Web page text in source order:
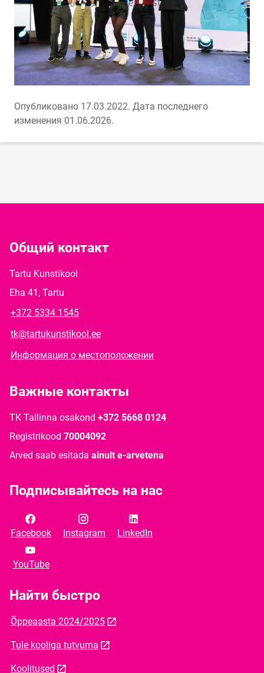
Опубликовано 17.03.2022. Дата последнего
изменения 01.06.2026.
Общий контакт
Tartu Kunstikool
Eha 41, Tartu
+372 5334 1545
tk@tartukunstikool.ee
Информация о местоположении
Важные контакты
TK Tallinna osakond +372 5668 0124
Registrikood 70004092
Arved saab esitada ainult e-arvetena
Подписывайтесь на нас
Facebook Instagram LinkedIn
YouTube
Найти быстро
Õppeaasta 2024/2025
Tule kooliga tutvuma
Koolitused